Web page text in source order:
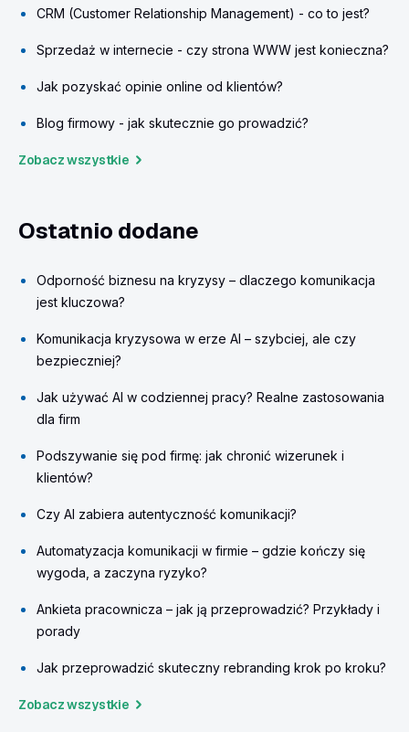
CRM (Customer Relationship Management) - co to jest?
Sprzedaż w internecie - czy strona WWW jest konieczna?
Jak pozyskać opinie online od klientów?
Blog firmowy - jak skutecznie go prowadzić?
Zobacz wszystkie
Ostatnio dodane
Odporność biznesu na kryzysy – dlaczego komunikacja
jest kluczowa?
Komunikacja kryzysowa w erze AI – szybciej, ale czy
bezpieczniej?
Jak używać AI w codziennej pracy? Realne zastosowania
dla firm
Podszywanie się pod firmę: jak chronić wizerunek i
klientów?
Czy AI zabiera autentyczność komunikacji?
Automatyzacja komunikacji w firmie – gdzie kończy się
wygoda, a zaczyna ryzyko?
Ankieta pracownicza – jak ją przeprowadzić? Przykłady i
porady
Jak przeprowadzić skuteczny rebranding krok po kroku?
Zobacz wszystkie